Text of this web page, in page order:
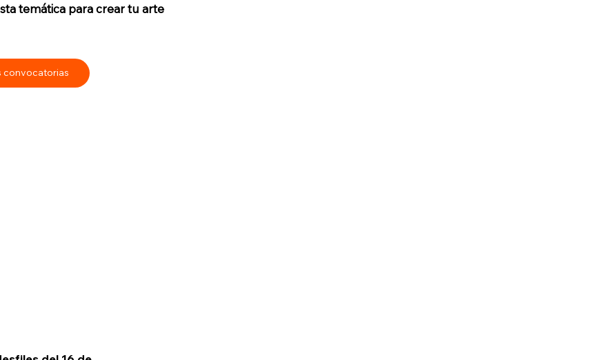
temática para crear tu arte
convocatorias